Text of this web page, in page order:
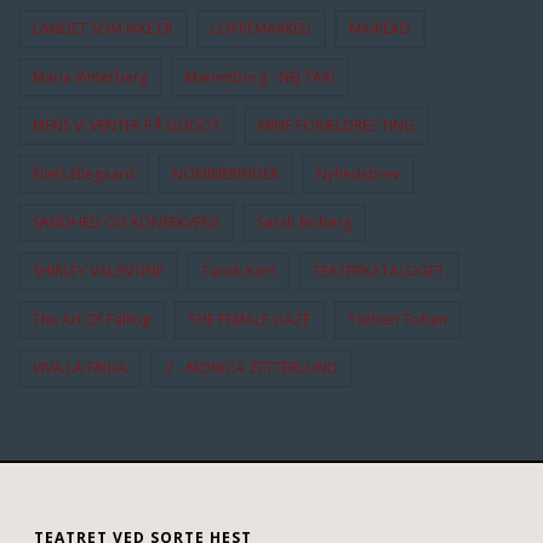
LANDET SOM IKKE ER LOPPEMARKED MAIREAD
Maria Vinterberg Marienborg - NEJ TAK!
MENS VI VENTER PÅ GODOT MINE FORÆLDRES TING
Niels Ellegaard NOMINERINGER Nyhedsbrev
SANDHED OG KONSEKVENS Sarah Boberg
SHIRLEY VALENTINE Tarok-Kort TEATERKATALOGET
The Art Of Falling THE FEMALE GAZE Torben Toben
VIVA LA FRIDA Z - MONICA ZETTERLUND
TEATRET VED SORTE HEST